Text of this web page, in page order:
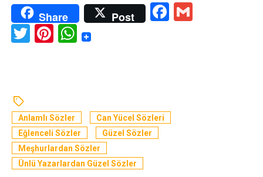
Share Post Facebook
Twitter
Pinterest
WhatsApp
Anlamlı Sözler
Can Yücel Sözleri
Eğlenceli Sözler
Güzel Sözler
Meşhurlardan Sözler
Ünlü Yazarlardan Güzel Sözler